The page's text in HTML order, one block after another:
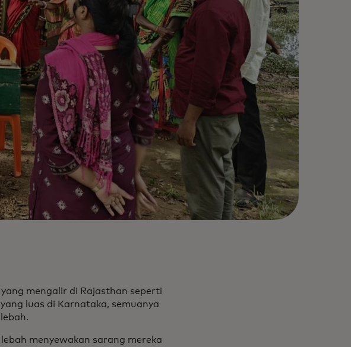
mengalir di Rajasthan seperti
luas di Karnataka, semuanya
menyewakan sarang mereka